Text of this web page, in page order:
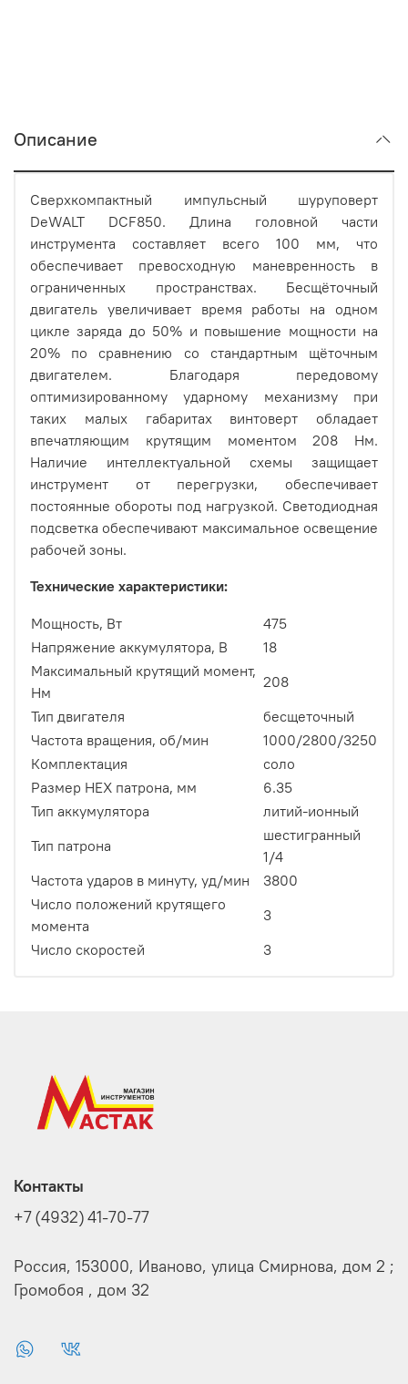
Описание
Сверхкомпактный импульсный шуруповерт
DeWALT DCF850. Длина головной части
инструмента составляет всего 100 мм, что
обеспечивает превосходную маневренность в
ограниченных пространствах. Бесщёточный
двигатель увеличивает время работы на одном
цикле заряда до 50% и повышение мощности на
20% по сравнению со стандартным щёточным
двигателем. Благодаря передовому
оптимизированному ударному механизму при
таких малых габаритах винтоверт обладает
впечатляющим крутящим моментом 208 Нм.
Наличие интеллектуальной схемы защищает
инструмент от перегрузки, обеспечивает
постоянные обороты под нагрузкой. Светодиодная
подсветка обеспечивают максимальное освещение
рабочей зоны.
Технические характеристики:
Мощность, Вт
475
Напряжение аккумулятора, В
18
Максимальный крутящий момент,
Нм
208
Тип двигателя
бесщеточный
Частота вращения, об/мин
1000/2800/3250
Комплектация
соло
Размер HEX патрона, мм
6.35
Тип аккумулятора
литий-ионный
Тип патрона
шестигранный
1/4
Частота ударов в минуту, уд/мин
3800
Число положений крутящего
момента
3
Число скоростей
3
Контакты
+7 (4932) 41-70-77
Россия, 153000, Иваново, улица Смирнова, дом 2 ;
Громобоя , дом 32